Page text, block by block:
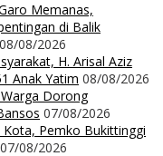
Memanas,
di Balik
08/08/2026
H. Arisal Aziz
Anak Yatim 08/08/2026
Warga Dorong
07/08/2026
Kota, Pemko Bukittinggi
07/08/2026